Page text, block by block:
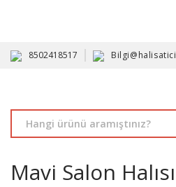
8502418517
Mavi Salon Halısı